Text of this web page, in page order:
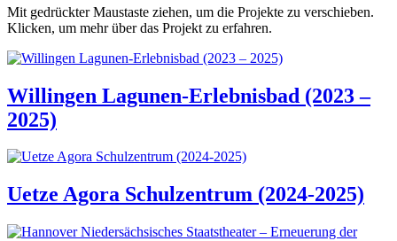
Mit gedrückter Maustaste ziehen, um die Projekte zu verschieben.
Klicken, um mehr über das Projekt zu erfahren.
Willingen Lagunen-Erlebnisbad (2023 –
2025)
Uetze Agora Schulzentrum (2024-2025)